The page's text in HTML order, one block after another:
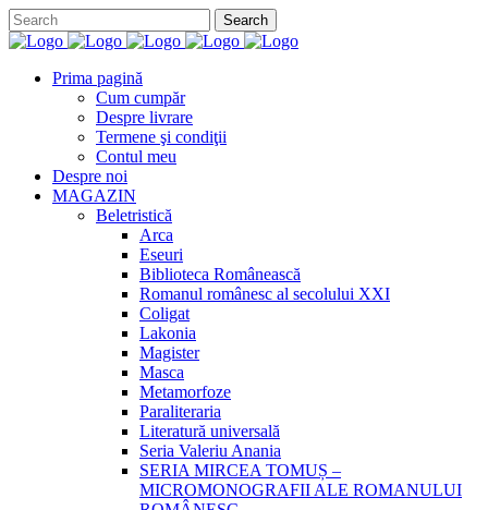
Prima pagină
Cum cumpăr
Despre livrare
Termene şi condiţii
Contul meu
Despre noi
MAGAZIN
Beletristică
Arca
Eseuri
Biblioteca Românească
Romanul românesc al secolului XXI
Coligat
Lakonia
Magister
Masca
Metamorfoze
Paraliteraria
Literatură universală
Seria Valeriu Anania
SERIA MIRCEA TOMUȘ –
MICROMONOGRAFII ALE ROMANULUI